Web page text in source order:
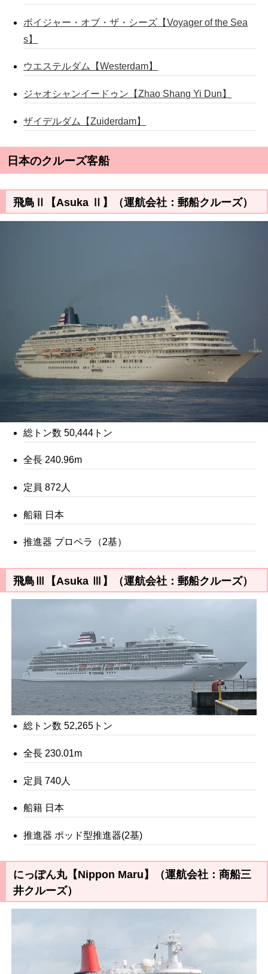
ボイジャー・オブ・ザ・シーズ【Voyager of the Sea
s】
ウエステルダム【Westerdam】
ジャオシャンイードゥン【Zhao Shang Yi Dun】
ザイデルダム【Zuiderdam】
日本のクルーズ客船
飛鳥Ⅱ【Asuka Ⅱ】（運航会社：郵船クルーズ）
総トン数 50,444トン
全長 240.96m
定員 872人
船籍 日本
推進器 プロペラ（2基）
飛鳥Ⅲ【Asuka Ⅲ】（運航会社：郵船クルーズ）
総トン数 52,265トン
全長 230.01m
定員 740人
船籍 日本
推進器 ポッド型推進器(2基)
にっぽん丸【Nippon Maru】（運航会社：商船三
井クルーズ）